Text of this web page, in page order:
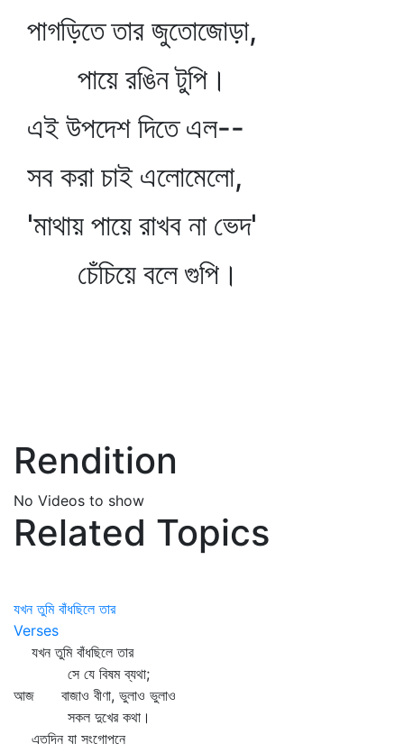
পাগড়িতে তার জুতোজোড়া,
পায়ে রঙিন টুপি।
এই উপদেশ দিতে এল--
সব করা চাই এলোমেলো,
'মাথায় পায়ে রাখব না ভেদ'
চেঁচিয়ে বলে গুপি।
Rendition
No Videos to show
Related Topics
যখন তুমি বাঁধছিলে তার
Verses
যখন তুমি বাঁধছিলে তার
সে যে বিষম ব্যথা;
আজ বাজাও বীণা, ভুলাও ভুলাও
সকল দুখের কথা।
এতদিন যা সংগোপনে